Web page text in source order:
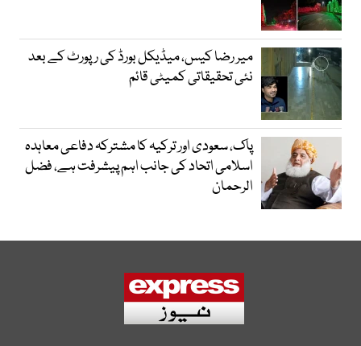
میر رضا کیس، میڈیکل بورڈ کی رپورٹ کے بعد
نئی تحقیقاتی کمیٹی قائم
پاک، سعودی اور ترکیہ کا مشترکہ دفاعی معاہدہ
اسلامی اتحاد کی جانب اہم پیشرفت ہے، فضل
الرحمان